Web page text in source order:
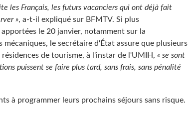
les Français, les futurs vacanciers qui ont déjà fait
», a-t-il expliqué sur BFMTV. Si plus
le 20 janvier, notamment sur la
mécaniques, le secrétaire d'État assure que plusieurs
de tourisme, à l'instar de l'UMIH, « se sont
puissent se faire plus tard, sans frais, sans pénalité
à programmer leurs prochains séjours sans risque.